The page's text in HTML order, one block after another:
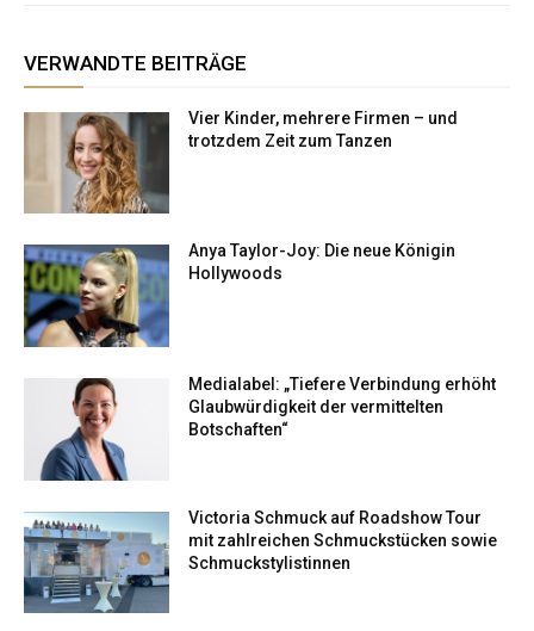
VERWANDTE BEITRÄGE
Vier Kinder, mehrere Firmen – und
trotzdem Zeit zum Tanzen
Anya Taylor-Joy: Die neue Königin
Hollywoods
Medialabel: „Tiefere Verbindung erhöht
Glaubwürdigkeit der vermittelten
Botschaften“
Victoria Schmuck auf Roadshow Tour
mit zahlreichen Schmuckstücken sowie
Schmuckstylistinnen